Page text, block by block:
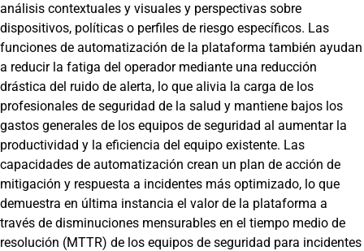
análisis contextuales y visuales y perspectivas sobre
dispositivos, políticas o perfiles de riesgo específicos. Las
funciones de automatización de la plataforma también ayudan
a reducir la fatiga del operador mediante una reducción
drástica del ruido de alerta, lo que alivia la carga de los
profesionales de seguridad de la salud y mantiene bajos los
gastos generales de los equipos de seguridad al aumentar la
productividad y la eficiencia del equipo existente. Las
capacidades de automatización crean un plan de acción de
mitigación y respuesta a incidentes más optimizado, lo que
demuestra en última instancia el valor de la plataforma a
través de disminuciones mensurables en el tiempo medio de
resolución (MTTR) de los equipos de seguridad para incidentes